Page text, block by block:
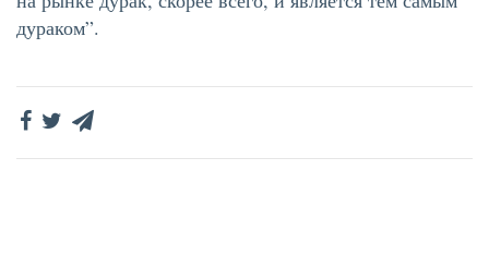
дураком”.